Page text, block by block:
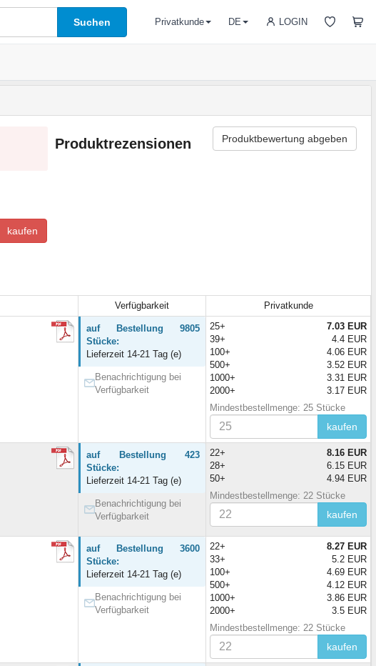
Suchen LOGIN
Privatkunde DE
kaufen
Produktrezensionen Produktbewertung abgeben
Verfügbarkeit
Privatkunde
auf Bestellung 9805
Stücke:
Lieferzeit 14-21 Tag (e)
Benachrichtigung bei
Verfügbarkeit
25+
7.03 EUR
39+
4.4 EUR
100+
4.06 EUR
500+
3.52 EUR
1000+
3.31 EUR
2000+
3.17 EUR
Mindestbestellmenge: 25 Stücke
kaufen
auf Bestellung 423
Stücke:
Lieferzeit 14-21 Tag (e)
Benachrichtigung bei
Verfügbarkeit
22+
8.16 EUR
28+
6.15 EUR
50+
4.94 EUR
Mindestbestellmenge: 22 Stücke
kaufen
auf Bestellung 3600
Stücke:
Lieferzeit 14-21 Tag (e)
Benachrichtigung bei
Verfügbarkeit
22+
8.27 EUR
33+
5.2 EUR
100+
4.69 EUR
500+
4.12 EUR
1000+
3.86 EUR
2000+
3.5 EUR
Mindestbestellmenge: 22 Stücke
kaufen